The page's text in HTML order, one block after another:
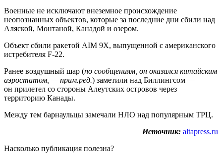
Военные не исключают внеземное происхождение
неопознанных объектов, которые за последние дни сбили над
Аляской, Монтаной, Канадой и озером.
Объект сбили ракетой AIM 9X, выпущенной с американского
истребителя F-22.
Ранее воздушный шар (по сообщениям, он оказался китайским
аэростатом, — прим.ред.) заметили над Биллингсом —
он прилетел со стороны Алеутских островов через
территорию Канады.
Между тем барнаульцы замечали НЛО над популярным ТРЦ.
Источник: altapress.ru
Насколько публикация полезна?